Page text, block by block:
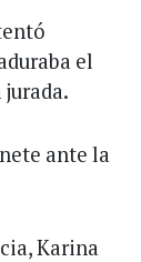
el
ante la
Karina